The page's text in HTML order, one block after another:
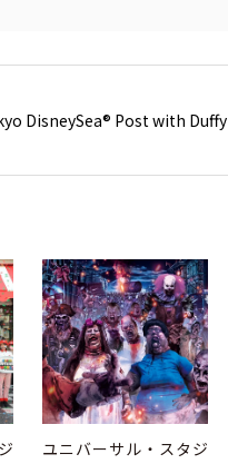
DisneySea® Post with Duffy
ユニバーサル・スタジ